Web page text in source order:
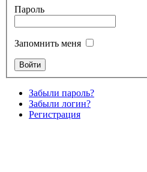
Пароль
Запомнить меня
Забыли пароль?
Забыли логин?
Регистрация